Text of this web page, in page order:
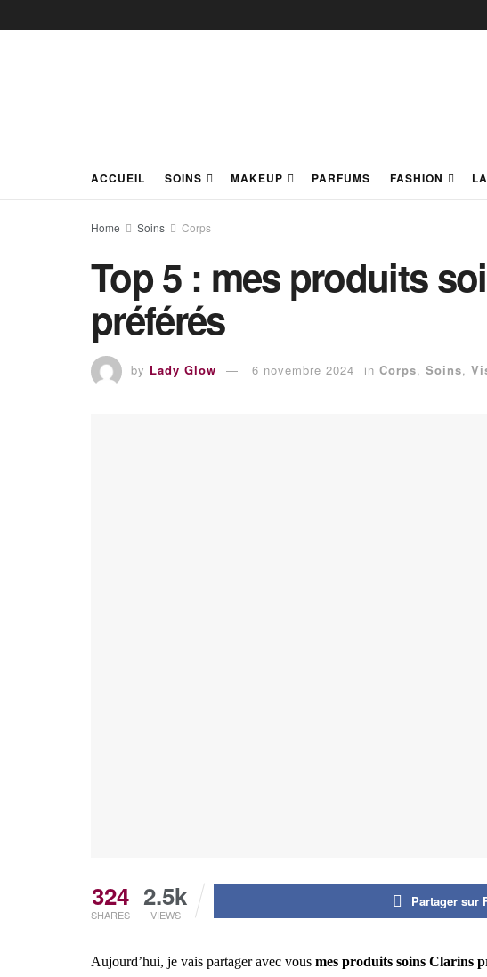
ACCUEIL SOINS MAKEUP PARFUMS FASHION
Home Soins Corps
Top 5 : mes produits
préférés
by Lady Glow 6 novembre 2024 in Corps, Soins,
324
SHARES
2.5k
VIEWS
Partager sur
Aujourd’hui, je vais partager avec vous mes produits soins Clarins